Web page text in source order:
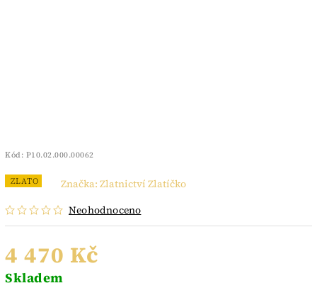
Kód: P10.02.000.00062
ZLATO
Neohodnoceno
Značka: Zlatnictví Zlatíčko
4 470 Kč
Skladem